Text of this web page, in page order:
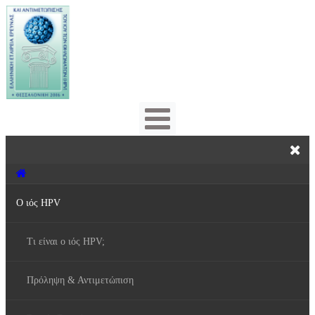
Ο ιός HPV
Τι είναι ο ιός HPV;
Πρόληψη & Αντιμετώπιση